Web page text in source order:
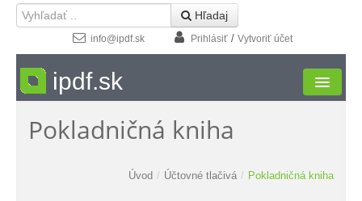
 Hľadaj
info@ipdf.sk Prihlásiť/ Vytvoriť účet
ipdf.sk
Formuláre
Pokladničná kniha
Úvod / Účtovné tlačivá / Pokladničná kniha